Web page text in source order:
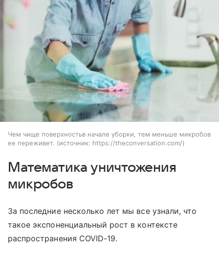
Чем чище поверхностьв начале уборки, тем меньше микробов
ее переживет.
источник: https://theconversation.com/
Математика уничтожения
микробов
За последние несколько лет мы все узнали, что
такое экспоненциальный рост в контексте
распространения COVID-19.